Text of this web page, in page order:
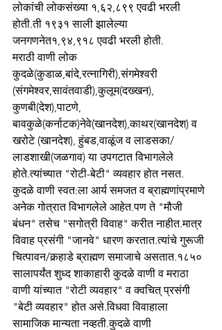
लोकांची लोकसंख्या १,६२,८९९ एवढी भरली
होती.ती १९३१ साली झालेल्या
जनगणनेत१,९४,९१८ एवढी भरली होती.
मराठी वाणी लोक
कुदळे(कुडाळ,बांदे,रत्नागिरी),संगमेश्वरी
(संगमेश्वर,सावंतवाडी),कुलूम(दख्खन),
कुणबी(देश),पाटणे,
बावकुळे(कर्नाटक)नेवे(खानदेश),काथर(खानदेश) व
खरोटे (खानदेश), हुंबड,वाळूंज व लाडसका/
लाडशाखी(जळगाव) या उपगटात विभागलेले
होते.त्यांच्यात "रोटी-बेटी" व्यवहार होत नसत.
कुदळे वाणी स्वत:ला आर्य समजत व ब्राह्मणांप्रमाणे
अनेक गोत्रात विभागलेले आहेत.पण ते "मौजी
बंधन" तसेच "सगोत्री विवाह" करीत नाहीत.मात्र
विवाह प्रसंगी "जानवे" धारण करतात.त्यांचे गुरूजी
चित्पावन/कर्‍हाडे ब्राह्मण समाजाचे असतात.१८५०
सालापर्यंत शुध्द शाकाहारी कुदळे वाणी व मराठा
वाणी यांच्यात "रोटी व्यवहार" व क्वचित् प्रसंगी
"बेटी व्यवहार" होत असे.विधवा विवाहाला
सामाजिक मान्यता नव्हती.कुदळे वाणी